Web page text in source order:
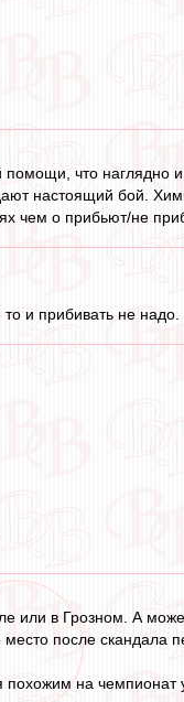
что наглядно
настоящий бой.
чем о прибьют/не
и прибивать не надо.
или в Грозном. А
после скандала
на